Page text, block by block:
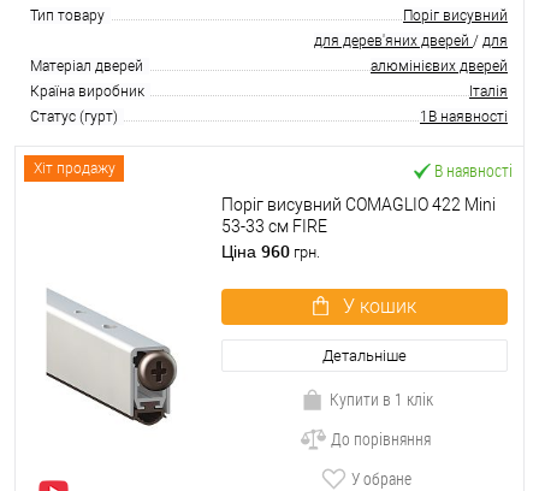
Тип товару
Поріг висувний
Матеріал дверей
для дерев'яних дверей / для
алюмінієвих дверей
Країна виробник
Італія
Статус (гурт)
1В наявності
Хіт продажу В наявності
Поріг висувний COMAGLIO 422 Mini
53-33 cм FIRE
Ціна 960 грн.
У кошик
Детальніше
Купити в 1 клік
До порівняння
У обране